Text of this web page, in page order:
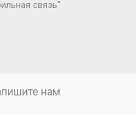
связь"
нам